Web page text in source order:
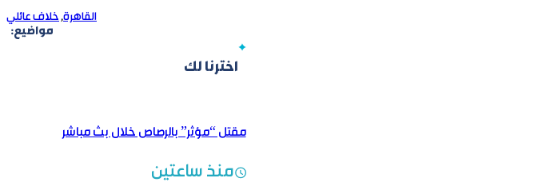
القاهرة, خلاف عائلي
مواضيع:
اخترنا لك
مقتل “مؤثر” بالرصاص خلال بث مباشر
منذ ساعتين